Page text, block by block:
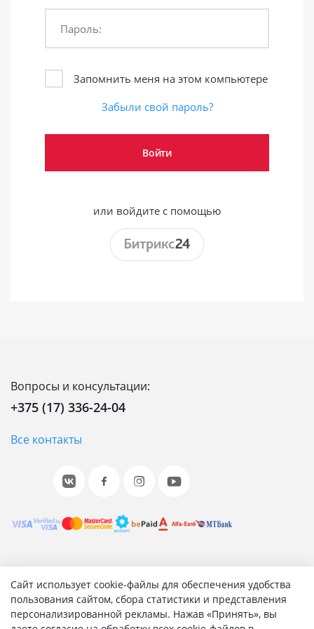
Сайт использует cookie-файлы для обеспечения удобства
пользования сайтом, сбора статистики и представления
персонализированной рекламы. Нажав «Принять», вы
Пароль:
Запомнить меня на этом компьютере
Забыли свой пароль?
или войдите с помощью
Вопросы и консультации:
+375 (17) 336-24-04
Все контакты
© 2001-2026 «Битрикс», «1С-Битрикс». Работает на 1С-
Битрикс: Управление сайтом.
Согласие на обработку персональных данных